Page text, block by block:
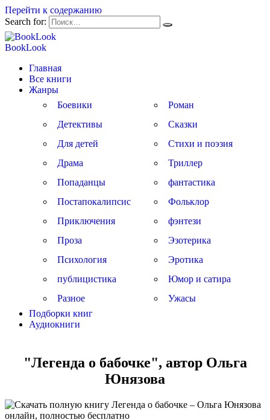
Перейти к содержанию
Search for:
BookLook
Главная
Все книги
Жанры
Боевики
Детективы
Для детей
Драма
Попаданцы
Постапокалипсис
Приключения
Проза
Психология
публицистика
Разное
Роман
Сказки
Стихи и поэзия
Триллер
фантастика
Фольклор
фэнтези
Эзотерика
Эротика
Юмор и сатира
Ужасы
Подборки книг
Аудиокниги
"Легенда о бабочке", автор Ольга
Юнязова